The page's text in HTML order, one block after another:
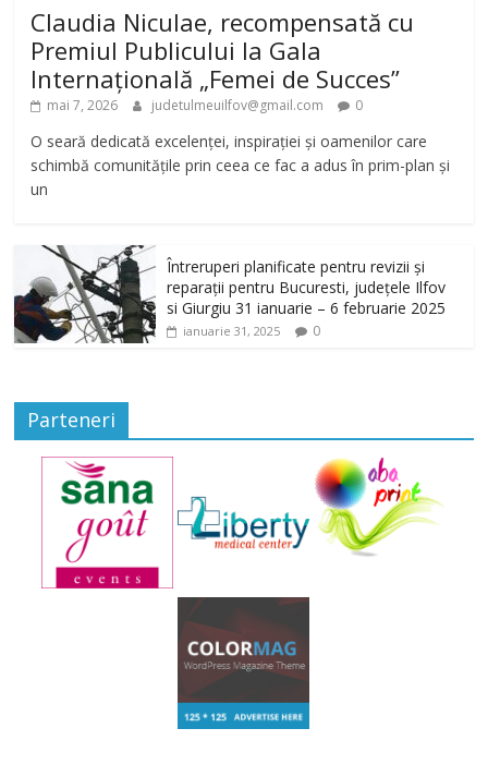
Claudia Niculae, recompensată cu
Premiul Publicului la Gala
Internațională „Femei de Succes”
mai 7, 2026 judetulmeuilfov@gmail.com 0
O seară dedicată excelenței, inspirației și oamenilor care
schimbă comunitățile prin ceea ce fac a adus în prim-plan și
un
Întreruperi planificate pentru revizii și
reparații pentru Bucuresti, județele Ilfov
si Giurgiu 31 ianuarie – 6 februarie 2025
ianuarie 31, 2025 0
Parteneri